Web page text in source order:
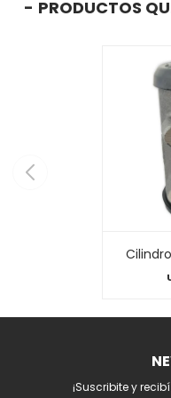
PRODUCTOS
¡Suscribite y